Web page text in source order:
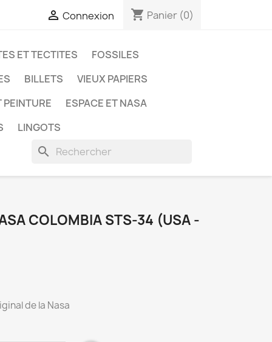
 Connexion shopping_cart Panier (0)
ET TECTITES
FOSSILES
BILLETS
VIEUX PAPIERS
PEINTURE
ESPACE ET NASA
LINGOTS
search
COLOMBIA STS-34 (USA -
de la Nasa